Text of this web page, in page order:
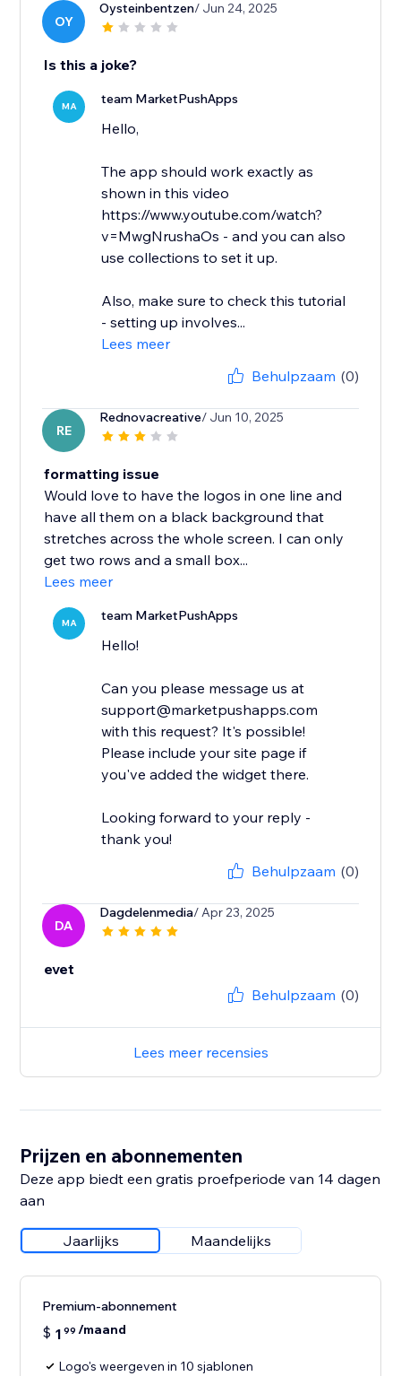
OY
Oysteinbentzen/ Jun 24, 2025
Is this a joke?
MA team MarketPushApps
Hello,
The app should work exactly as
shown in this video
https://www.youtube.com/watch?
v=MwgNrushaOs - and you can also
use collections to set it up.
Also, make sure to check this tutorial
- setting up involves...
Lees meer
Behulpzaam (0)
RE
Rednovacreative/ Jun 10, 2025
formatting issue
Would love to have the logos in one line and
have all them on a black background that
stretches across the whole screen. I can only
get two rows and a small box...
Lees meer
MA team MarketPushApps
Hello!
Can you please message us at
support@marketpushapps.com
with this request? It's possible!
Please include your site page if
you've added the widget there.
Looking forward to your reply -
thank you!
Behulpzaam (0)
DA
Dagdelenmedia/ Apr 23, 2025
evet
Behulpzaam (0)
Lees meer recensies
Prijzen en abonnementen
Deze app biedt een gratis proefperiode van 14 dagen
aan
Jaarlijks Maandelijks
Premium-abonnement
$ 1 99 /maand
Logo's weergeven in 10 sjablonen